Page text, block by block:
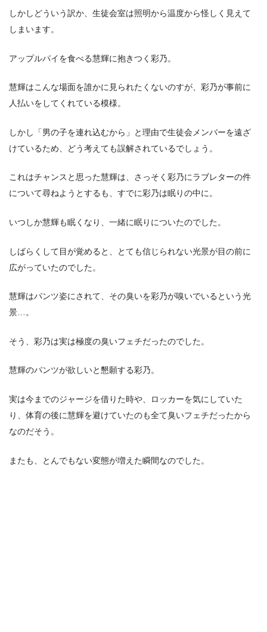
しかしどういう訳か、生徒会室は照明から温度から怪しく見えて
しまいます。
アップルパイを食べる慧輝に抱きつく彩乃。
慧輝はこんな場面を誰かに見られたくないのすが、彩乃が事前に
人払いをしてくれている模様。
しかし「男の子を連れ込むから」と理由で生徒会メンバーを遠ざ
けているため、どう考えても誤解されているでしょう。
これはチャンスと思った慧輝は、さっそく彩乃にラブレターの件
について尋ねようとするも、すでに彩乃は眠りの中に。
いつしか慧輝も眠くなり、一緒に眠りについたのでした。
しばらくして目が覚めると、とても信じられない光景が目の前に
広がっていたのでした。
慧輝はパンツ姿にされて、その臭いを彩乃が嗅いでいるという光
景…。
そう、彩乃は実は極度の臭いフェチだったのでした。
慧輝のパンツが欲しいと懇願する彩乃。
実は今までのジャージを借りた時や、ロッカーを気にしていた
り、体育の後に慧輝を避けていたのも全て臭いフェチだったから
なのだそう。
またも、とんでもない変態が増えた瞬間なのでした。